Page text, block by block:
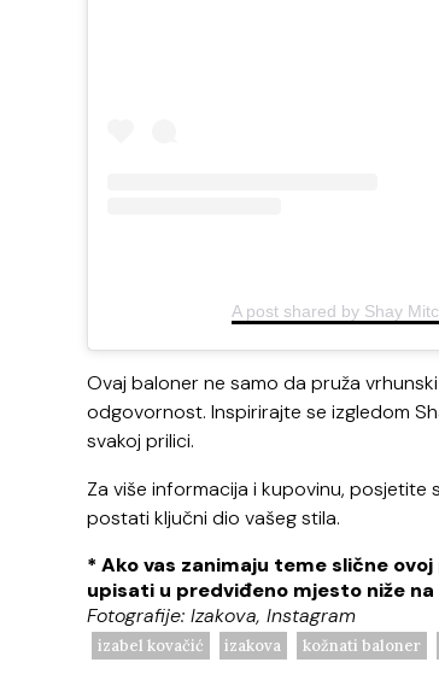
A post shared by Shay
Ovaj baloner ne samo da pruža
odgovornost. Inspirirajte se izgledom
svakoj prilici.
Za više informacija i kupovinu, posjetite
postati ključni dio vašeg stila.
* Ako vas zanimaju teme slične
upisati u predviđeno mjesto niže
Fotografije: Izakova, Instagram
izabel kovačić izakova kožnati baloner